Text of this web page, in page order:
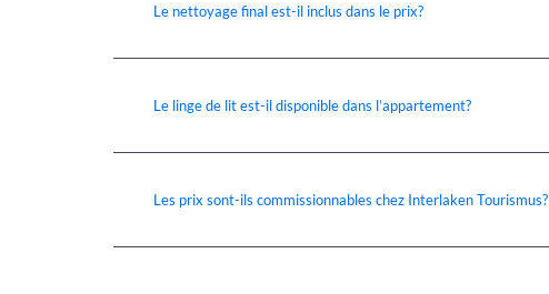
Le nettoyage final est-il inclus dans le prix?
Le linge de lit est-il disponible dans l’appartement?
Les prix sont-ils commissionnables chez Interlaken Tourismus?